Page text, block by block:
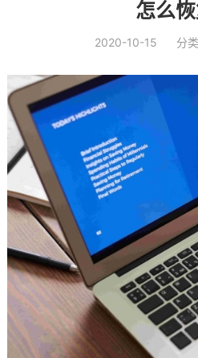
怎么
2020-10-15 分类